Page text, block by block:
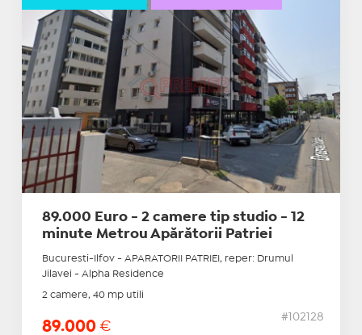
89.000 Euro - 2 camere tip studio - 12
minute Metrou Apărătorii Patriei
Bucuresti-Ilfov - APARATORII PATRIEI, reper: Drumul
Jilavei - Alpha Residence
2 camere, 40 mp utili
89.000 €
#102128